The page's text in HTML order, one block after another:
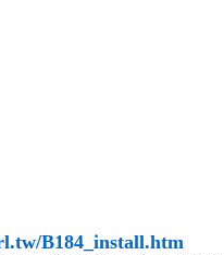
B184_install.htm